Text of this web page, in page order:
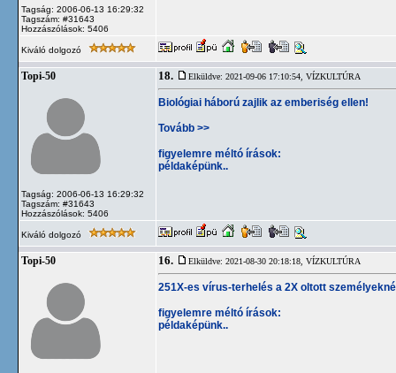
Tagság: 2006-06-13 16:29:32
Tagszám: #31643
Hozzászólások: 5406
Kiváló dolgozó
Topi-50
Tagság: 2006-06-13 16:29:32
Tagszám: #31643
Hozzászólások: 5406
18. Elküldve: 2021-09-06 17:10:54, VÍZKULTÚRA
Biológiai háború zajlik az emberiség ellen!
Tovább >>
figyelemre méltó írások:
példaképünk..
Kiváló dolgozó
Topi-50 16. Elküldve: 2021-08-30 20:18:18, VÍZKULTÚRA
251X-es vírus-terhelés a 2X oltott
figyelemre méltó írások:
példaképünk..